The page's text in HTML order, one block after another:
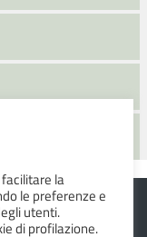
la
le preferenze e
utenti.
di profilazione.